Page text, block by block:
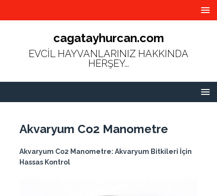
cagatayhurcan.com
EVCİL HAYVANLARINIZ HAKKINDA
HERŞEY...
Akvaryum Co2 Manometre
Akvaryum Co2 Manometre: Akvaryum Bitkileri İçin
Hassas Kontrol